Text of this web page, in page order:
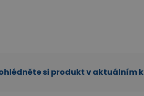
si produkt v aktuálním